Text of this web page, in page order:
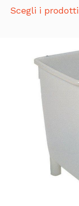
Scegli i prodotti